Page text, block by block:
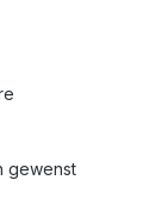
gewenst